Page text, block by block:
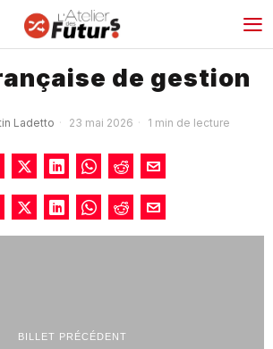
de gestion
Ladetto 23 mai 2026 1 min de lecture
BILLET PRÉCÉDENT